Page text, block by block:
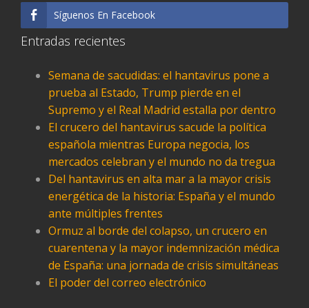
Síguenos En Facebook
Entradas recientes
Semana de sacudidas: el hantavirus pone a
prueba al Estado, Trump pierde en el
Supremo y el Real Madrid estalla por dentro
El crucero del hantavirus sacude la política
española mientras Europa negocia, los
mercados celebran y el mundo no da tregua
Del hantavirus en alta mar a la mayor crisis
energética de la historia: España y el mundo
ante múltiples frentes
Ormuz al borde del colapso, un crucero en
cuarentena y la mayor indemnización médica
de España: una jornada de crisis simultáneas
El poder del correo electrónico